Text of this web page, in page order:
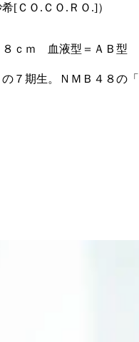
[ＣＯ.ＣＯ.ＲＯ.]）
８ｃｍ 血液型＝ＡＢ型
７期生。ＮＭＢ４８の